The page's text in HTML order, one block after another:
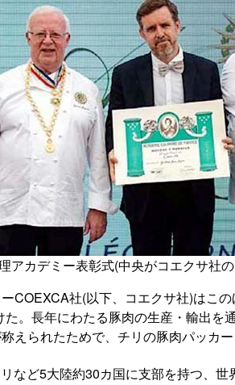
アカデミー表彰式(中央がコエクサ社
COEXCA社(以下、コエクサ社)はこ
た。長年にわたる豚肉の生産・輸出を
えられたためで、チリの豚肉パッカー
など5大陸約30カ国に支部を持つ、